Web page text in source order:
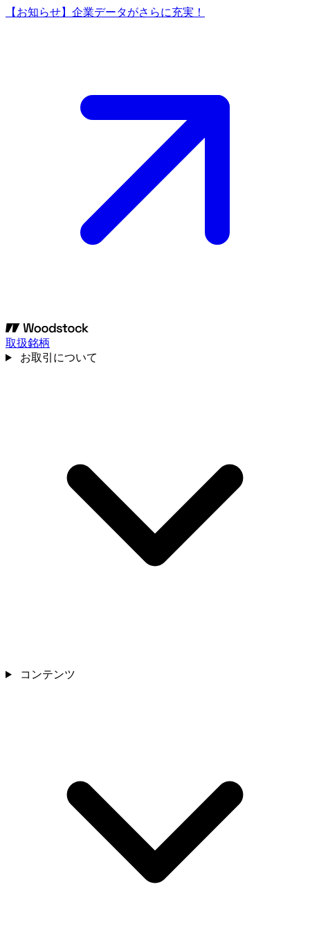
【お知らせ】企業データがさらに充実！
取扱銘柄
お取引について
コンテンツ